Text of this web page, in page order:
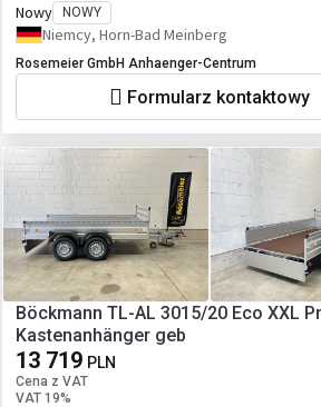
Nowy NOWY
Niemcy, Horn-Bad Meinberg
Rosemeier GmbH Anhaenger-Centrum
Formularz kontaktowy
Böckmann TL-AL 3015/20 Eco XXL
Kastenanhänger geb
13 719 PLN
Cena z VAT
VAT 19%